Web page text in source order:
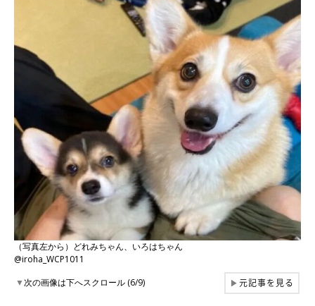
（写真左から）どれみちゃん、いろはちゃん
@iroha_WCP1011
▼次の画像は下へスクロール (6/9) ▶元記事を見る